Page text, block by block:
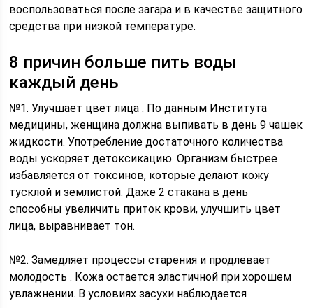
воспользоваться после загара и в качестве защитного
средства при низкой температуре.
8 причин больше пить воды
каждый день
№1. Улучшает цвет лица . По данным Института
медицины, женщина должна выпивать в день 9 чашек
жидкости. Употребление достаточного количества
воды ускоряет детоксикацию. Организм быстрее
избавляется от токсинов, которые делают кожу
тусклой и землистой. Даже 2 стакана в день
способны увеличить приток крови, улучшить цвет
лица, выравнивает тон.
№2. Замедляет процессы старения и продлевает
молодость . Кожа остается эластичной при хорошем
увлажнении. В условиях засухи наблюдается